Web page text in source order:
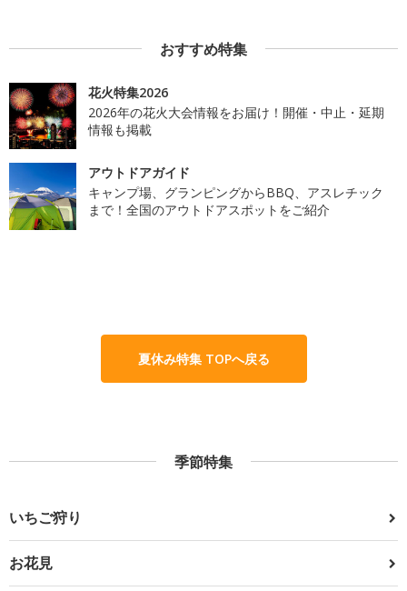
おすすめ特集
花火特集2026
2026年の花火大会情報をお届け！開催・中止・延期
情報も掲載
アウトドアガイド
キャンプ場、グランピングからBBQ、アスレチック
まで！全国のアウトドアスポットをご紹介
夏休み特集 TOPへ戻る
季節特集
いちご狩り
お花見